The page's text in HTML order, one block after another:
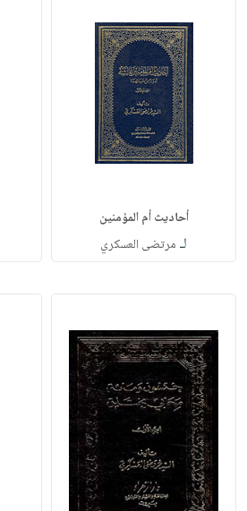
أحاديث أم المؤمنين
لـ مرتضى العسكري